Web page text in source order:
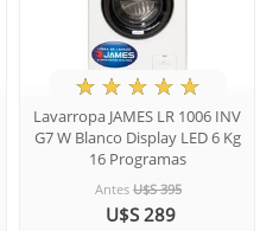
★ ☆ ☆ ☆ ☆
Lavarropa JAMES LR 1006 INV
G7 W Blanco Display LED 6 Kg
16 Programas
Antes U$S 395
U$S 289